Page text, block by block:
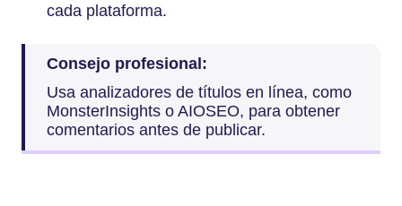
cada plataforma.
Consejo profesional:
Usa analizadores de títulos en línea, como
MonsterInsights o AIOSEO, para obtener
comentarios antes de publicar.